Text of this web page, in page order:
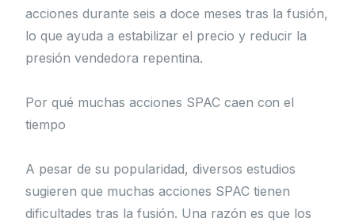
acciones durante seis a doce meses tras la fusión,
lo que ayuda a estabilizar el precio y reducir la
presión vendedora repentina.
Por qué muchas acciones SPAC caen con el
tiempo
A pesar de su popularidad, diversos estudios
sugieren que muchas acciones SPAC tienen
dificultades tras la fusión. Una razón es que los